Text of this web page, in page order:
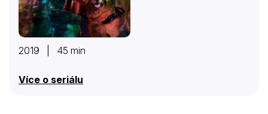
2019 | 45 min
Více o seriálu